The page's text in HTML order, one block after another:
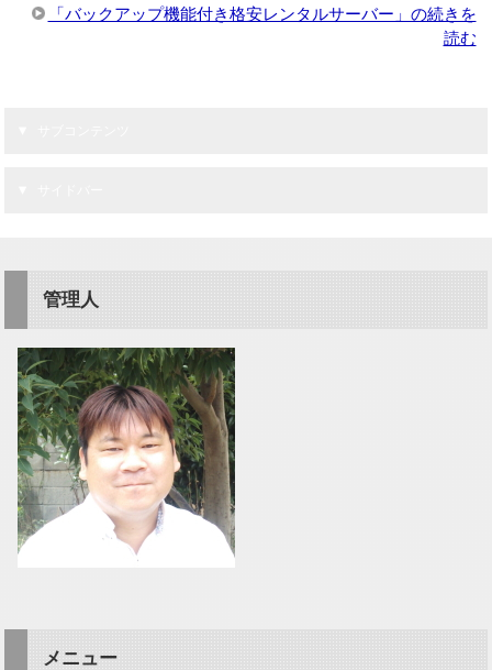
「バックアップ機能付き格安レンタルサーバー」の続きを
読む
管理人
メニュー